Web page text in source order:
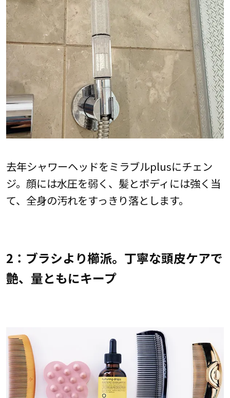
去年シャワーヘッドをミラブルplusにチェン
ジ。顔には水圧を弱く、髪とボディには強く当
て、全身の汚れをすっきり落とします。
2：ブラシより櫛派。丁寧な頭皮ケアで
艶、量ともにキープ